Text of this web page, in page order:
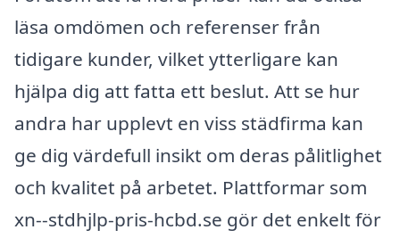
läsa omdömen och referenser från
tidigare kunder, vilket ytterligare kan
hjälpa dig att fatta ett beslut. Att se hur
andra har upplevt en viss städfirma kan
ge dig värdefull insikt om deras pålitlighet
och kvalitet på arbetet. Plattformar som
xn--stdhjlp-pris-hcbd.se gör det enkelt för